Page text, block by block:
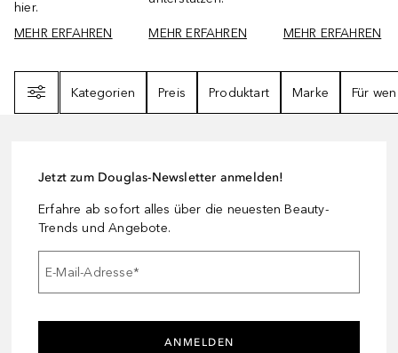
hier.
MEHR ERFAHREN
MEHR ERFAHREN MEHR ERFAHREN
Kategorien
Preis Produktart Marke Für wen
Jetzt zum Douglas-Newsletter anmelden!
Erfahre ab sofort alles über die neuesten Beauty-
Trends und Angebote.
E-Mail-Adresse*
ANMELDEN